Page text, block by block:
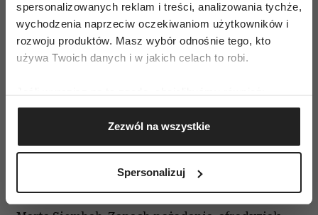
spersonalizowanych reklam i treści, analizowania tychże,
wychodzenia naprzeciw oczekiwaniom użytkowników i
rozwoju produktów. Masz wybór odnośnie tego, kto
używa Twoich danych i w jakich celach to robi.
Gromadzić dane dotyczące Twojej lokalizacji
geograficznej z dokładnością nawet do kilku metrów
Identyfikować Twoje urządzenie, aktywnie
(fingerprinting, czyli wirtualny odcisk palca)
Zezwól na wszystkie
Spersonalizuj
Wybierając zapach dla siebie, powinniśmy po
prostu kierować się tym, jak się w nim czujemy.
„Przytoczę tu pewne ciekawe badanie. Grupie
których ta sama dziewczyna szła korytarzem
uperfumowana, na drugim nie. Osoby biorące
udział w badaniu po samych ruchach kobiety,
bijącej od niej pewności siebie odgadli, na
którym z filmów nosiła perfumy” – opowiada